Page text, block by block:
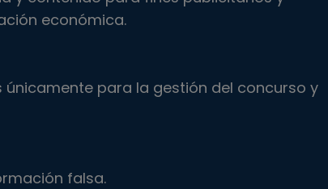
económica.
únicamente para la gestión del concurso y
falsa.